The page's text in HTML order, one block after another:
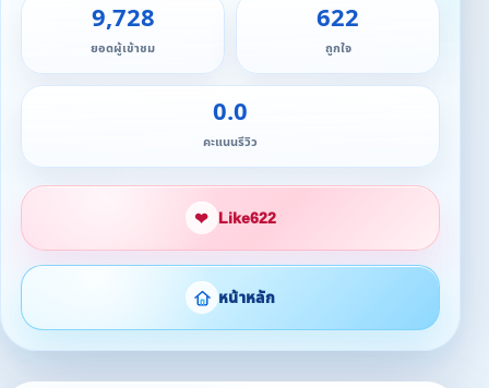
9,728
ยอดผู้เข้าชม
622
ถูกใจ
0.0
คะแนนรีวิว
❤ Like622
หน้าหลัก